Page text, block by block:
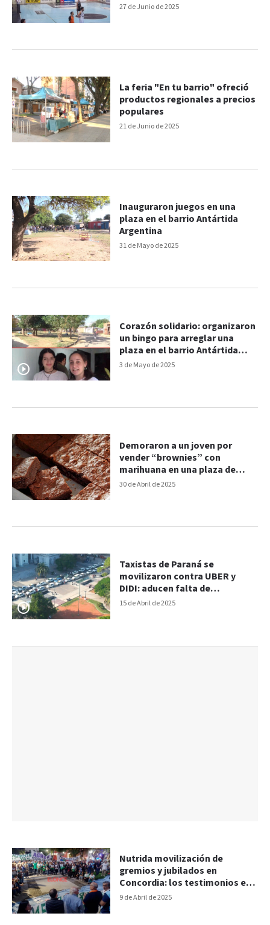
27 de Junio de 2025
21 de Junio de 2025
La feria "En tu barrio" ofreció
productos regionales a precios
populares
31 de Mayo de 2025
Inauguraron juegos en una
plaza en el barrio Antártida
Argentina
3 de Mayo de 2025
Corazón solidario: organizaron
un bingo para arreglar una
plaza en el barrio Antártida
Argentina
30 de Abril de 2025
Demoraron a un joven por
vender “brownies” con
marihuana en una plaza de
Paraná
15 de Abril de 2025
Taxistas de Paraná se
movilizaron contra UBER y
DIDI: aducen falta de
regulación
9 de Abril de 2025
Nutrida movilización de
gremios y jubilados en
Concordia: los testimonios en
la marcha